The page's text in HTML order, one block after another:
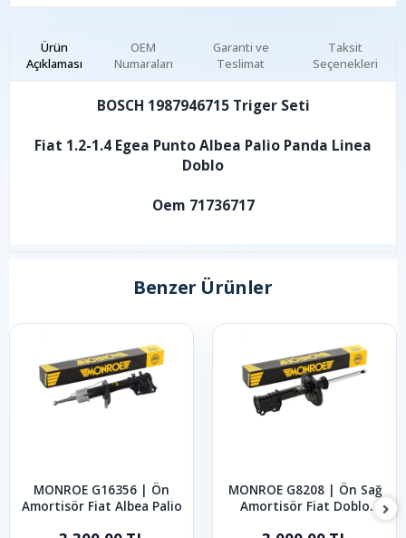
Ürün
Açıklaması
Garanti ve
Teslimat
Taksit
Seçenekleri
OEM
Numaraları
BOSCH 1987946715 Triger Seti
Fiat 1.2-1.4 Egea Punto Albea Palio Panda Linea
Doblo
Oem 71736717
Benzer Ürünler
MONROE G16356 | Ön
Amortisör Fiat Albea Palio
MONROE G8208 | Ön Sağ
Amortisör Fiat Doblo